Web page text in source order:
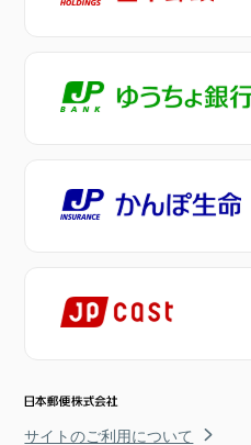
サイトのご利用について